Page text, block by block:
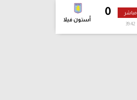
0
أستون فيلا
مباشر
39:44